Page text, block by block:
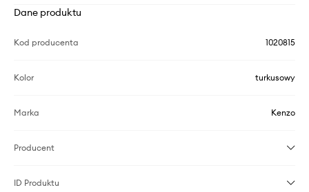
Dane produktu
Kod producenta 1020815
Kolor turkusowy
Marka Kenzo
Producent
ID Produktu